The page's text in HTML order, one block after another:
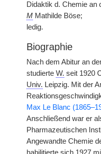
Didaktik d. Chemie an
M Mathilde Böse;
ledig.
Biographie
Nach dem Abitur an
studierte W. seit 1920
Univ. Leipzig. Mit der
Max Le Blanc
Anschließend war er
Pharmazeutischen
Angewandte Chemie